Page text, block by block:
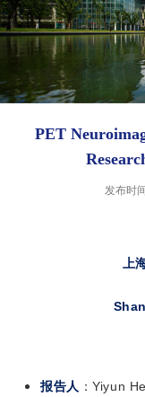
PET
发布时
上
报告人 ：Yiyun